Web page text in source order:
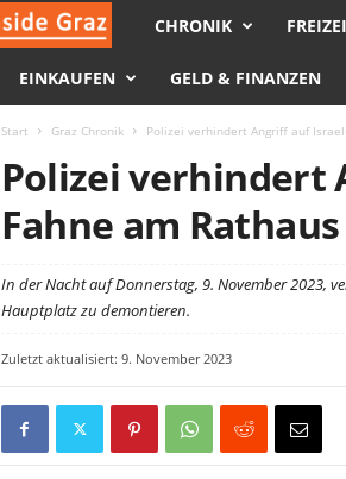
s
i
d
e
r
CHRONIK
EINKAUFEN GELD & FINANZEN
Start Graz Chronik Polizei verhindert Angriff auf
Polizei verhindert
Fahne am Rathaus
In der Nacht auf Donnerstag, 9. November 2023,
Hauptplatz zu demontieren.
Zuletzt aktualisiert: 9. November 2023